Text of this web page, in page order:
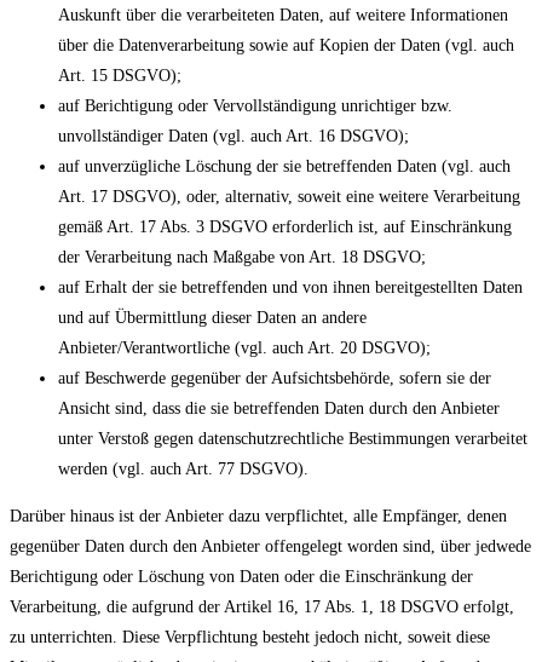
Auskunft über die verarbeiteten Daten, auf weitere Informationen
über die Datenverarbeitung sowie auf Kopien der Daten (vgl. auch
Art. 15 DSGVO);
auf Berichtigung oder Vervollständigung unrichtiger bzw.
unvollständiger Daten (vgl. auch Art. 16 DSGVO);
auf unverzügliche Löschung der sie betreffenden Daten (vgl. auch
Art. 17 DSGVO), oder, alternativ, soweit eine weitere Verarbeitung
gemäß Art. 17 Abs. 3 DSGVO erforderlich ist, auf Einschränkung
der Verarbeitung nach Maßgabe von Art. 18 DSGVO;
auf Erhalt der sie betreffenden und von ihnen bereitgestellten Daten
und auf Übermittlung dieser Daten an andere
Anbieter/Verantwortliche (vgl. auch Art. 20 DSGVO);
auf Beschwerde gegenüber der Aufsichtsbehörde, sofern sie der
Ansicht sind, dass die sie betreffenden Daten durch den Anbieter
unter Verstoß gegen datenschutzrechtliche Bestimmungen verarbeitet
werden (vgl. auch Art. 77 DSGVO).
Darüber hinaus ist der Anbieter dazu verpflichtet, alle Empfänger, denen
gegenüber Daten durch den Anbieter offengelegt worden sind, über jedwede
Berichtigung oder Löschung von Daten oder die Einschränkung der
Verarbeitung, die aufgrund der Artikel 16, 17 Abs. 1, 18 DSGVO erfolgt,
zu unterrichten. Diese Verpflichtung besteht jedoch nicht, soweit diese